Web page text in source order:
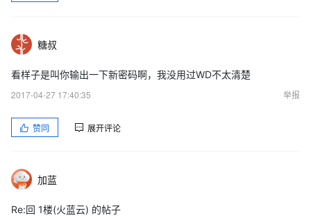
糖叔
看样子是叫你输出一下新密码啊，我没用过WD不太清楚
2017-04-27 17:40:35
举报
赞同 展开评论
加蓝
Re:回 1楼(火蓝云) 的帖子